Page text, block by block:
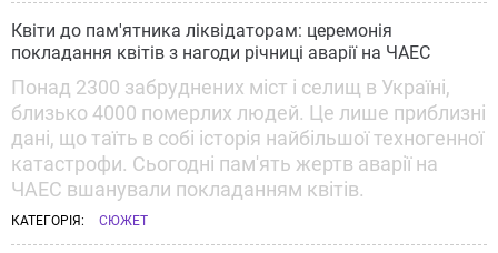
Квіти до пам'ятника ліквідаторам: церемонія
покладання квітів з нагоди річниці аварії на ЧАЕС
Понад 2300 забруднених міст і селищ в Україні,
близько 4000 померлих людей. Це лише приблизні
дані, що таїть в собі історія найбільшої техногенної
катастрофи. Сьогодні пам'ять жертв аварії на
ЧАЕС вшанували покладанням квітів.
КАТЕГОРІЯ: СЮЖЕТ